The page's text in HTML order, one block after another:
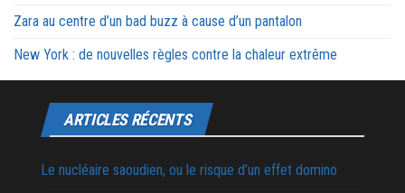
Zara au centre d’un bad buzz à cause d’un pantalon
New York : de nouvelles règles contre la chaleur extrême
ARTICLES RÉCENTS
Le nucléaire saoudien, ou le risque d’un effet domino